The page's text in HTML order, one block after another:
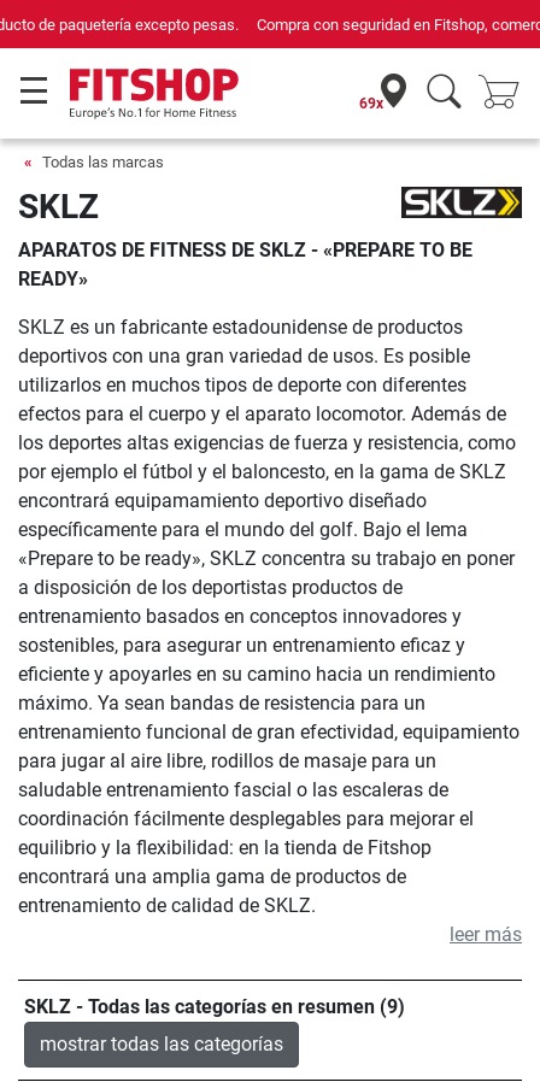
Compra con seguridad en Fitshop, comercio con sello de Confianza Online.
69x
Todas las marcas
SKLZ
APARATOS DE FITNESS DE SKLZ - «PREPARE TO BE
READY»
SKLZ es un fabricante estadounidense de productos
deportivos con una gran variedad de usos. Es posible
utilizarlos en muchos tipos de deporte con diferentes
efectos para el cuerpo y el aparato locomotor. Además de
los deportes altas exigencias de fuerza y resistencia, como
por ejemplo el fútbol y el baloncesto, en la gama de SKLZ
encontrará equipamamiento deportivo diseñado
específicamente para el mundo del golf. Bajo el lema
«Prepare to be ready», SKLZ concentra su trabajo en poner
a disposición de los deportistas productos de
entrenamiento basados en conceptos innovadores y
sostenibles, para asegurar un entrenamiento eficaz y
eficiente y apoyarles en su camino hacia un rendimiento
máximo. Ya sean bandas de resistencia para un
entrenamiento funcional de gran efectividad, equipamiento
para jugar al aire libre, rodillos de masaje para un
saludable entrenamiento fascial o las escaleras de
coordinación fácilmente desplegables para mejorar el
equilibrio y la flexibilidad: en la tienda de Fitshop
encontrará una amplia gama de productos de
entrenamiento de calidad de SKLZ.
leer más
SKLZ - Todas las categorías en resumen (9)
mostrar todas las categorías